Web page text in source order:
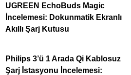
UGREEN EchoBuds Magic
İncelemesi: Dokunmatik Ekranlı
Akıllı Şarj Kutusu
Philips 3’ü 1 Arada Qi Kablosuz
Şarj İstasyonu İncelemesi: